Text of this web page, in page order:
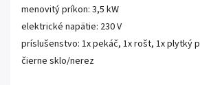
menovitý príkon: 3,5 kW
elektrické napätie: 230 V
príslušenstvo: 1x pekáč, 1x rošt, 1x plytký
čierne sklo/nerez